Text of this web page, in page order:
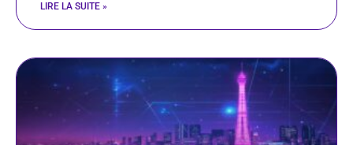
LIRE LA SUITE »